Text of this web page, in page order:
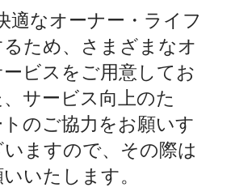
適なオーナー・ライフ
ため、さまざまなオ
ビスをご用意してお
サービス向上のた
のご協力をお願いす
ますので、その際は
いたします。